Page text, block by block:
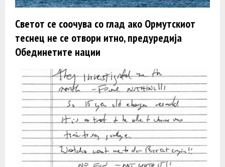
Светот се соочува со глад ако Ормутскиот
теснец не се отвори итно, предуредија
Обединетите нации